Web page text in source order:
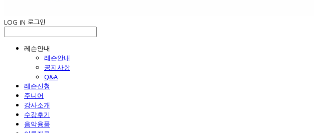
LOG IN 로그인
레슨안내
레슨안내
공지사항
Q&A
레슨신청
주니어
강사소개
수강후기
음악용품